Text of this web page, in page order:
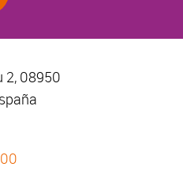
2, 08950